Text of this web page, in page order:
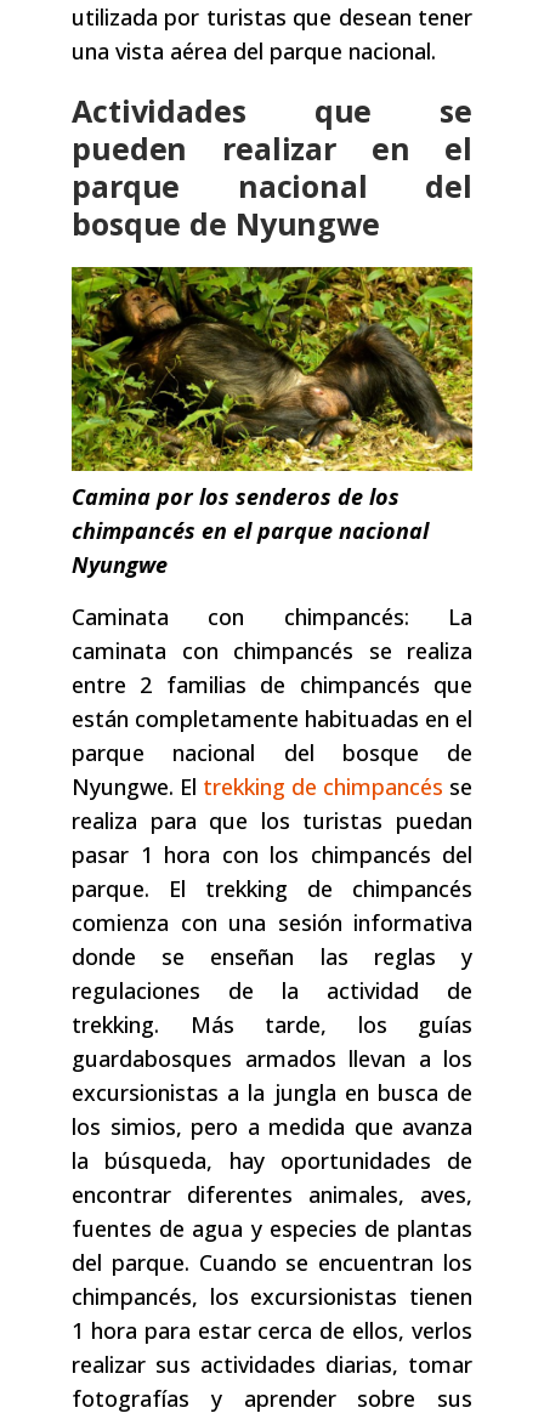
utilizada por turistas que desean tener
una vista aérea del parque nacional.
Actividades que se
pueden realizar en el
parque nacional del
bosque de Nyungwe
Camina por los senderos de los
chimpancés en el parque nacional
Nyungwe
Caminata con chimpancés: La
caminata con chimpancés se realiza
entre 2 familias de chimpancés que
están completamente habituadas en el
parque nacional del bosque de
Nyungwe. El trekking de chimpancés se
realiza para que los turistas puedan
pasar 1 hora con los chimpancés del
parque. El trekking de chimpancés
comienza con una sesión informativa
donde se enseñan las reglas y
regulaciones de la actividad de
trekking. Más tarde, los guías
guardabosques armados llevan a los
excursionistas a la jungla en busca de
los simios, pero a medida que avanza
la búsqueda, hay oportunidades de
encontrar diferentes animales, aves,
fuentes de agua y especies de plantas
del parque. Cuando se encuentran los
chimpancés, los excursionistas tienen
1 hora para estar cerca de ellos, verlos
realizar sus actividades diarias, tomar
fotografías y aprender sobre sus